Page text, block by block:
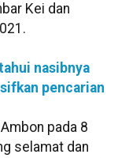
Kei dan
nasibnya
pencarian
pada 8
selamat dan